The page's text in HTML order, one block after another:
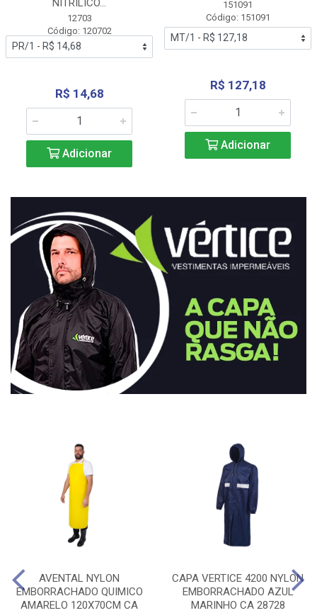
NITRÍLICO...
12703
Código: 120702
R$ 14,68
Adicionar
151091
Código: 151091
R$ 127,18
Adicionar
AVENTAL NYLON
EMBORRACHADO QUIMICO
AMARELO 120X70CM CA
CAPA VERTICE 4200 NYLON
EMBORRACHADO AZUL
MARINHO CA 28728